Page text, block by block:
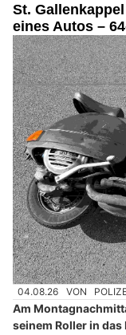
St.
eines Autos –
04.08.26 VON
Am
seinem Roller in